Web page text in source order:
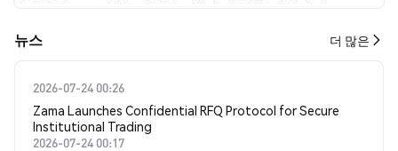
뉴스 더 많은
2026-07-24 00:26
Zama Launches Confidential RFQ Protocol for Secure
Institutional Trading
2026-07-24 00:17